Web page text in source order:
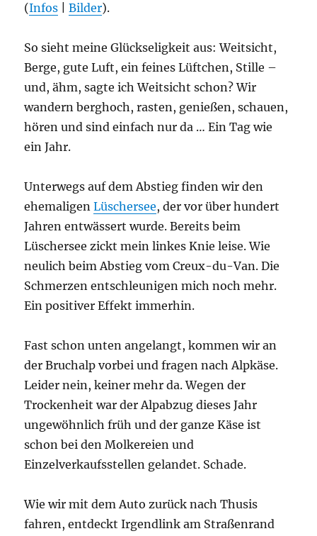
(Infos |Bilder).
So sieht meine Glückseligkeit aus: Weitsicht,
Berge, gute Luft, ein feines Lüftchen, Stille –
und, ähm, sagte ich Weitsicht schon? Wir
wandern berghoch, rasten, genießen, schauen,
hören und sind einfach nur da … Ein Tag wie
ein Jahr.
Unterwegs auf dem Abstieg finden wir den
ehemaligenLüschersee, der vor über hundert
Jahren entwässert wurde. Bereits beim
Lüschersee zickt mein linkes Knie leise. Wie
neulich beim Abstieg vom Creux-du-Van. Die
Schmerzen entschleunigen mich noch mehr.
Ein positiver Effekt immerhin.
Fast schon unten angelangt, kommen wir an
der Bruchalp vorbei und fragen nach Alpkäse.
Leider nein, keiner mehr da. Wegen der
Trockenheit war der Alpabzug dieses Jahr
ungewöhnlich früh und der ganze Käse ist
schon bei den Molkereien und
Einzelverkaufsstellen gelandet. Schade.
Wie wir mit dem Auto zurück nach Thusis
fahren, entdeckt Irgendlink am Straßenrand